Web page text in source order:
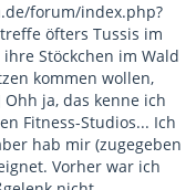
forum/index.php?
öfters Tussis im
Stöckchen im Wald
kommen wollen,
ja, das kenne ich
Fitness-Studios... Ich
hab mir (zugegeben
Vorher war ich